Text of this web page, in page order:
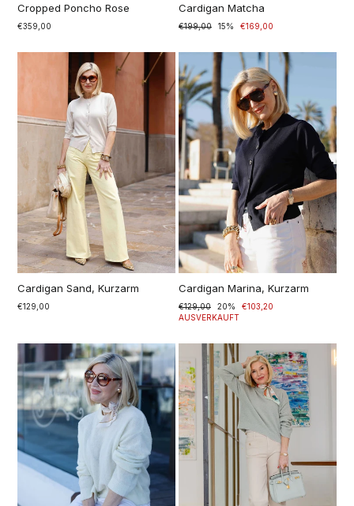
Cropped Poncho Rose
€359,00
Cardigan Matcha
Normaler
€199,00
Sonderpreis15% €169,00
Cardigan Sand, Kurzarm
€129,00
Cardigan Marina, Kurzarm
Normaler
Preis
€129,00
Sonderpreis20%
€103,20
AUSVERKAUFT